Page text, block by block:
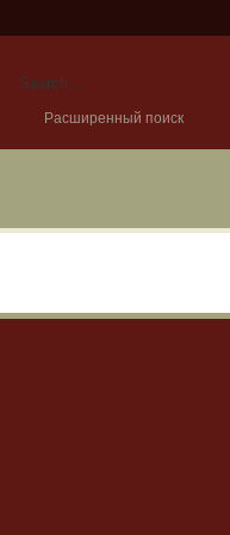
Расширенный поиск